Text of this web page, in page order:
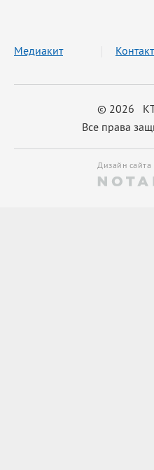
© 2026
Все права
Медиакит
Дизайн